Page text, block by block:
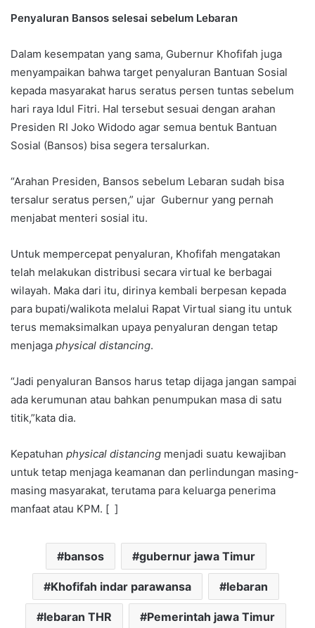
Penyaluran Bansos selesai sebelum Lebaran
Dalam kesempatan yang sama, Gubernur Khofifah juga
menyampaikan bahwa target penyaluran Bantuan Sosial
kepada masyarakat harus seratus persen tuntas sebelum
hari raya Idul Fitri. Hal tersebut sesuai dengan arahan
Presiden RI Joko Widodo agar semua bentuk Bantuan
Sosial (Bansos) bisa segera tersalurkan.
“Arahan Presiden, Bansos sebelum Lebaran sudah bisa
tersalur seratus persen,” ujar Gubernur yang pernah
menjabat menteri sosial itu.
Untuk mempercepat penyaluran, Khofifah mengatakan
telah melakukan distribusi secara virtual ke berbagai
wilayah. Maka dari itu, dirinya kembali berpesan kepada
para bupati/walikota melalui Rapat Virtual siang itu untuk
terus memaksimalkan upaya penyaluran dengan tetap
menjaga physical distancing.
“Jadi penyaluran Bansos harus tetap dijaga jangan sampai
ada kerumunan atau bahkan penumpukan masa di satu
titik,”kata dia.
Kepatuhan physical distancing menjadi suatu kewajiban
untuk tetap menjaga keamanan dan perlindungan masing-
masing masyarakat, terutama para keluarga penerima
manfaat atau KPM. [ ]
bansos gubernur jawa Timur
Khofifah indar parawansa lebaran
lebaran THR Pemerintah jawa Timur